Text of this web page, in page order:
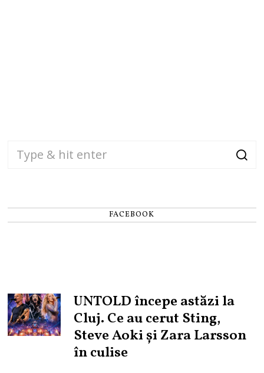
FACEBOOK
UNTOLD începe astăzi la
Cluj. Ce au cerut Sting,
Steve Aoki și Zara Larsson
în culise